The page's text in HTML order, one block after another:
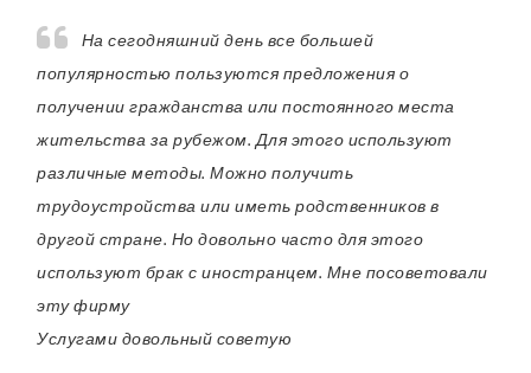
На сегодняшний день все большей
популярностью пользуются предложения о
получении гражданства или постоянного места
жительства за рубежом. Для этого используют
различные методы. Можно получить
трудоустройства или иметь родственников в
другой стране. Но довольно часто для этого
используют брак с иностранцем. Мне посоветовали
эту фирму
Услугами довольный советую